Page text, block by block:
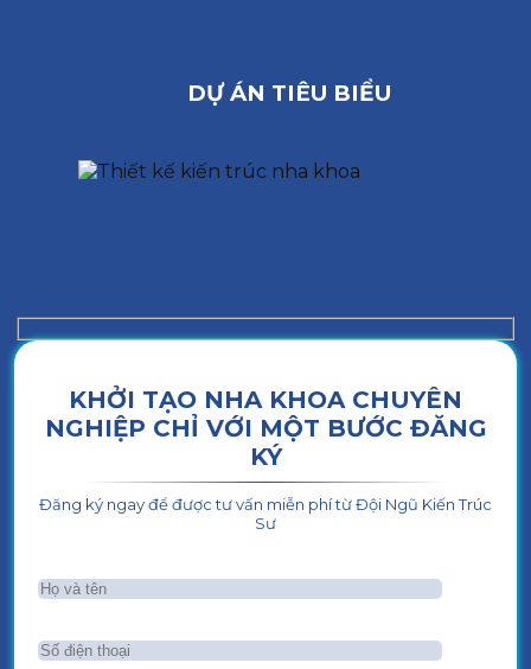
DỰ ÁN TIÊU BIỂU
KHỞI TẠO NHA KHOA CHUYÊN
NGHIỆP CHỈ VỚI MỘT BƯỚC ĐĂNG
KÝ
Đăng ký ngay để được tư vấn miễn phí từ Đội Ngũ Kiến Trúc
Sư